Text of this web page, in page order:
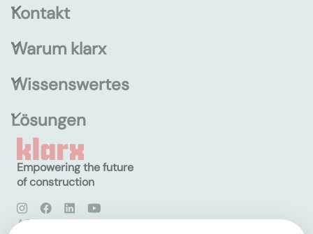
Kontakt
Warum klarx
Wissenswertes
Lösungen
Empowering the future
of construction
AGB